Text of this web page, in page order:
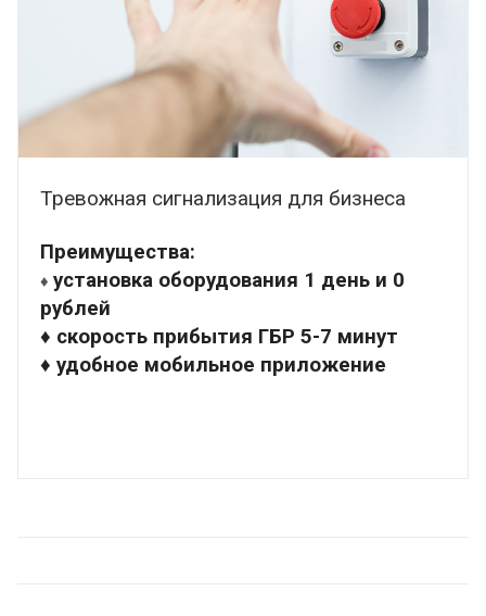
Тревожная сигнализация для бизнеса
Преимущества:
♦ установка оборудования 1 день и 0
рублей
♦ скорость прибытия ГБР 5-7 минут
♦ удобное мобильное приложение